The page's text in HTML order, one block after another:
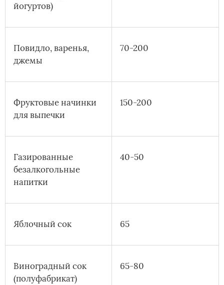
йогуртов)
Повидло, варенья,
джемы
70-200
Фруктовые начинки
для выпечки
150-200
Газированные
безалкогольные
напитки
40-50
Яблочный сок 65
Виноградный сок
(полуфабрикат)
65-80